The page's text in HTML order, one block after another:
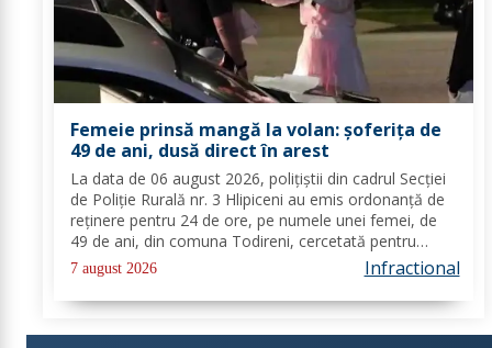
Femeie prinsă mangă la volan: șoferița de
49 de ani, dusă direct în arest
La data de 06 august 2026, polițiștii din cadrul Secției
de Poliție Rurală nr. 3 Hlipiceni au emis ordonanță de
reținere pentru 24 de ore, pe numele unei femei, de
49 de ani, din comuna Todireni, cercetată pentru
comiterea infracțiunii de conducerea unui vehicul sub
influența alcoolului. În urma...
7 august 2026 Infractional